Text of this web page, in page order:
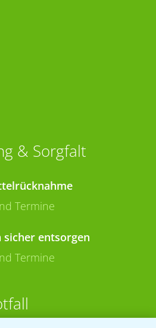
& Sorgfalt
Termine
sicher entsorgen
Termine